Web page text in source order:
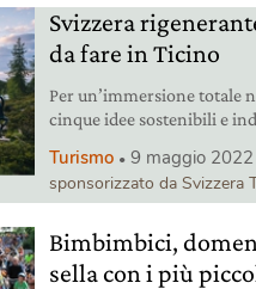
Svizzera
da fare in Ticino
Per un’immersione totale
cinque idee sostenibili e
Turismo 9 maggio 2022
sponsorizzato da Svizzera
Bimbimbici,
sella con i più